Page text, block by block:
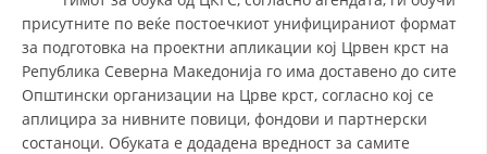
присутните по веќе постоечкиот унифицираниот формат
за подготовка на проектни апликации кој Црвен крст на
Република Северна Македонија го има доставено до сите
Општински организации на Црве крст, согласно кој се
аплицира за нивните повици, фондови и партнерски
состаноци. Обуката е додадена вредност за самите